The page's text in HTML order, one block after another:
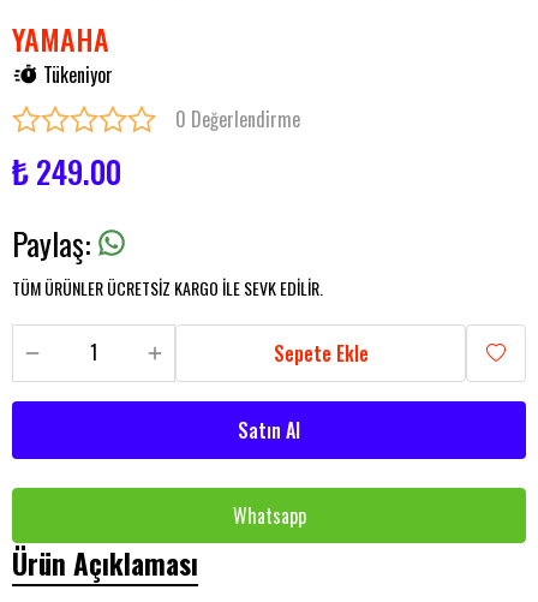
YAMAHA
Tükeniyor
0 Değerlendirme
₺ 249.00
Paylaş:
TÜM ÜRÜNLER ÜCRETSİZ KARGO İLE SEVK EDİLİR.
Sepete Ekle
Satın Al
Whatsapp
Ürün Açıklaması